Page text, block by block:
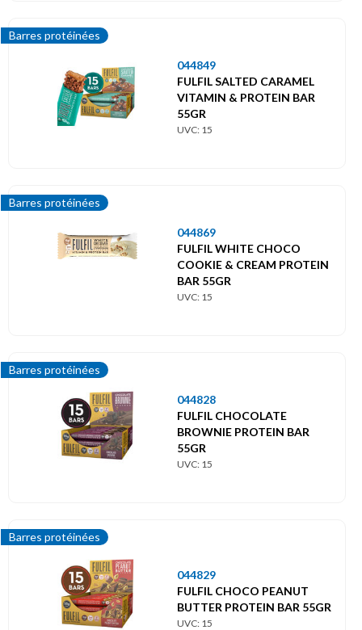
Barres protéinées
044849
FULFIL SALTED CARAMEL
VITAMIN & PROTEIN BAR
55GR
UVC: 15
Barres protéinées
044869
FULFIL WHITE CHOCO
COOKIE & CREAM PROTEIN
BAR 55GR
UVC: 15
Barres protéinées
044828
FULFIL CHOCOLATE
BROWNIE PROTEIN BAR
55GR
UVC: 15
Barres protéinées
044829
FULFIL CHOCO PEANUT
BUTTER PROTEIN BAR 55GR
UVC: 15